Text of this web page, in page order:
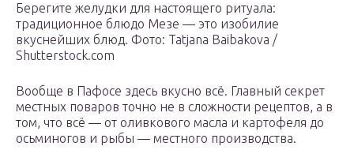
Берегите желудки для настоящего ритуала:
традиционное блюдо Мезе — это изобилие
вкуснейших блюд. Фото: Tatjana Baibakova /
Shutterstock.com
Вообще в Пафосе здесь вкусно всё. Главный секрет
местных поваров точно не в сложности рецептов, а в
том, что всё — от оливкового масла и картофеля до
осьминогов и рыбы — местного производства.